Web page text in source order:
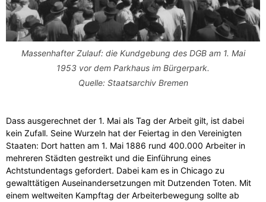
Massenhafter Zulauf: die Kundgebung des DGB am 1. Mai
1953 vor dem Parkhaus im Bürgerpark.
Quelle: Staatsarchiv Bremen
Dass ausgerechnet der 1. Mai als Tag der Arbeit gilt, ist dabei
kein Zufall. Seine Wurzeln hat der Feiertag in den Vereinigten
Staaten: Dort hatten am 1. Mai 1886 rund 400.000 Arbeiter in
mehreren Städten gestreikt und die Einführung eines
Achtstundentags gefordert. Dabei kam es in Chicago zu
gewalttätigen Auseinandersetzungen mit Dutzenden Toten. Mit
einem weltweiten Kampftag der Arbeiterbewegung sollte ab